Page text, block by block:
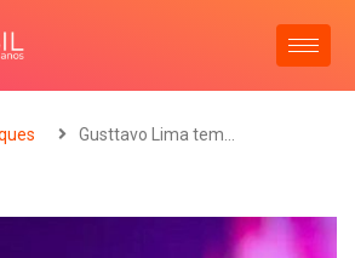
Gusttavo Lima tem…